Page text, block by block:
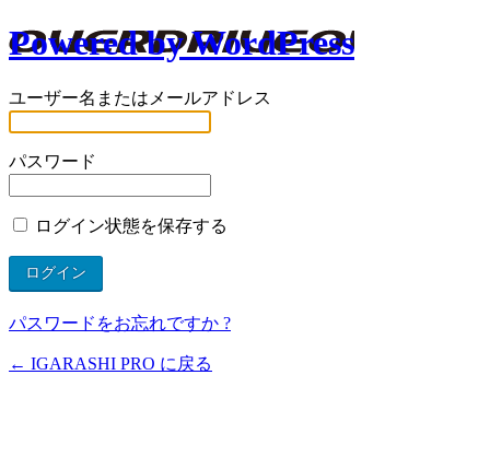
Powered by WordPress
ユーザー名またはメールアドレス
パスワード
ログイン状態を保存する
パスワードをお忘れですか ?
← IGARASHI PRO に戻る